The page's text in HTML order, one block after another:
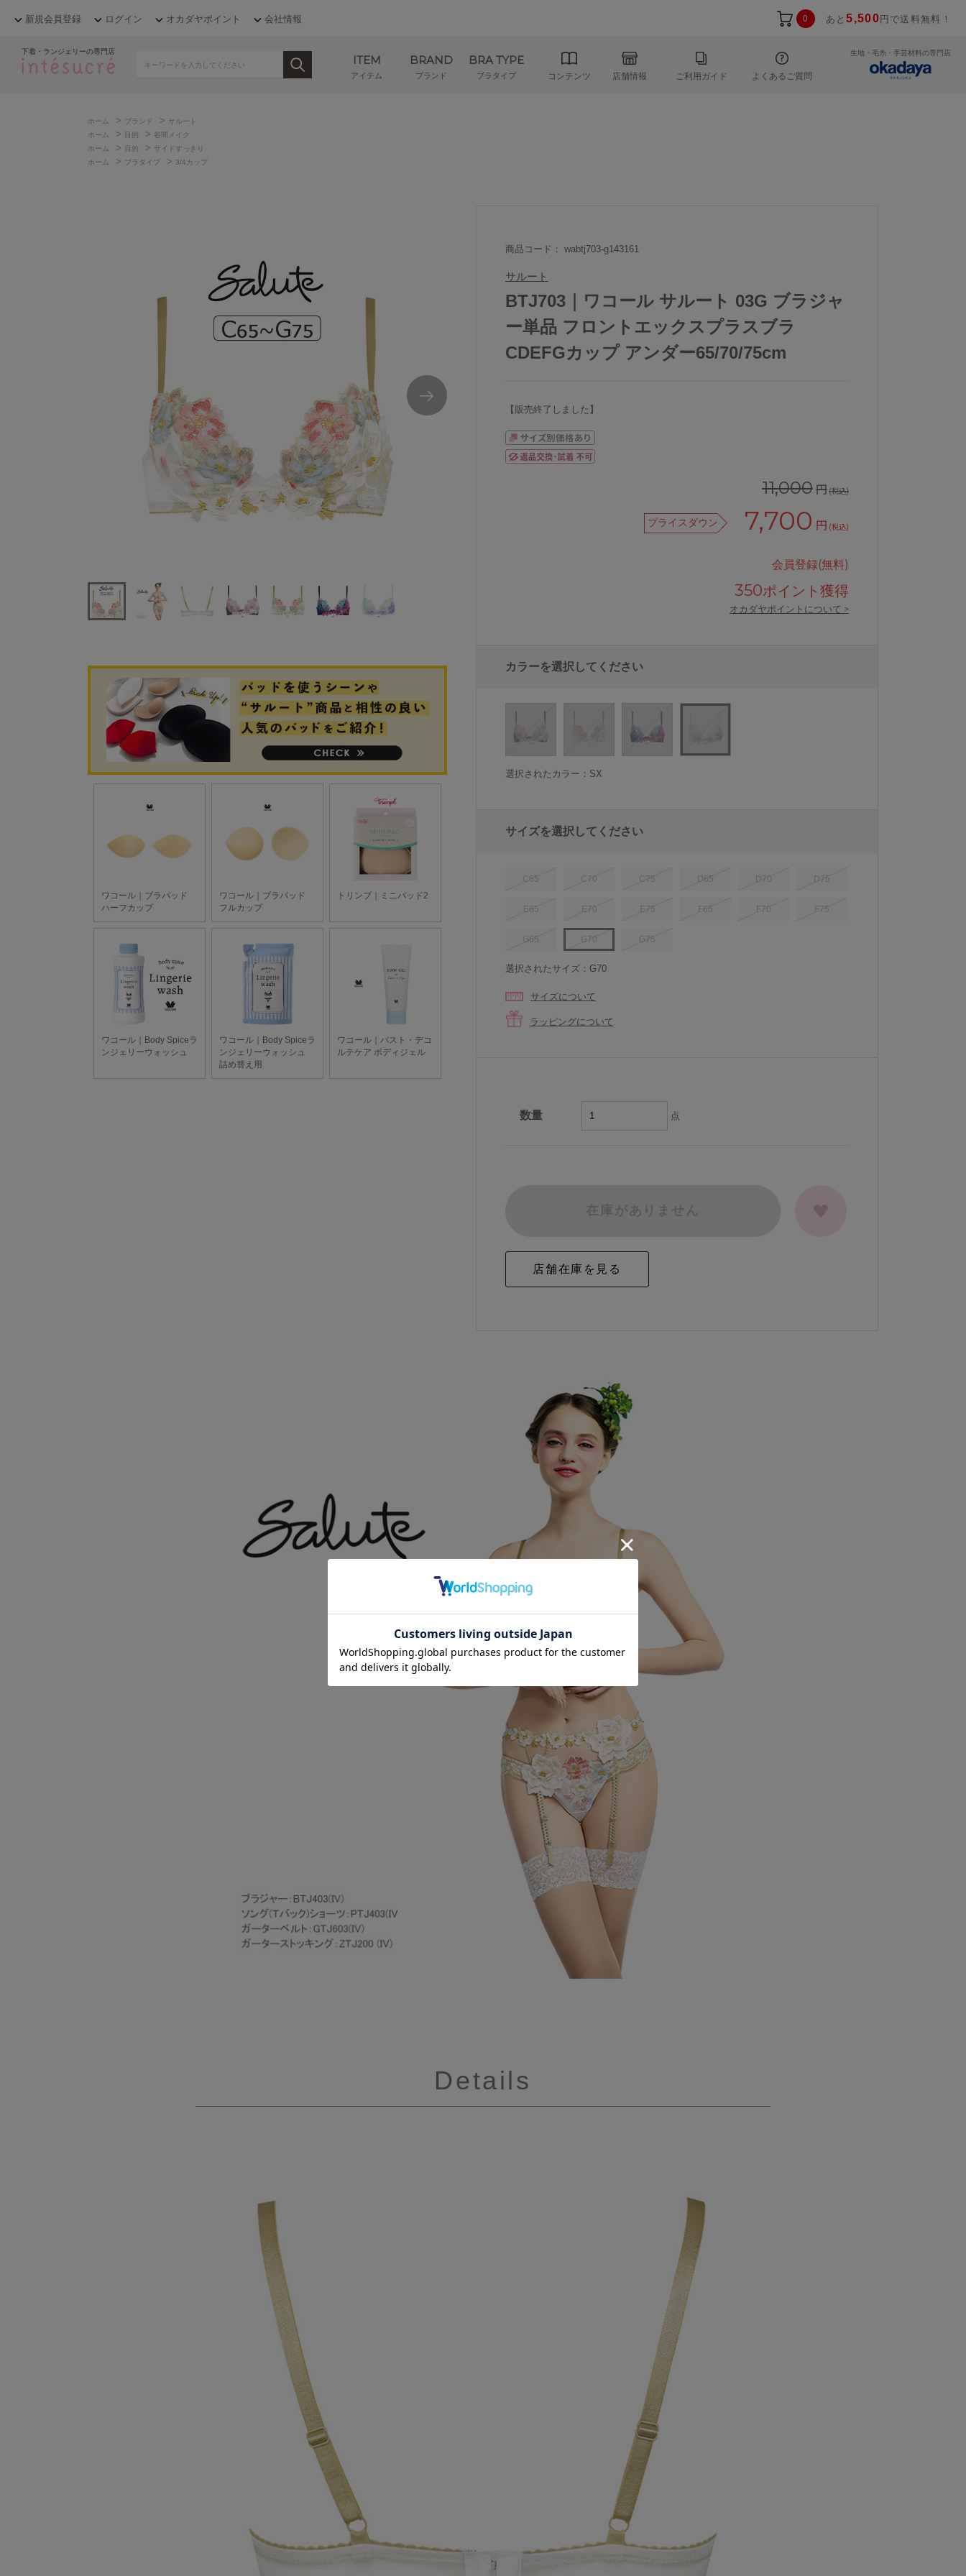
新規会員登録 ログイン オカダヤポイント 会社情報 0 あと5,500 円で送料無料！
下着・ランジェリーの専門店
ITEM
アイテム
BRAND
ブランド
BRA TYPE
ブラタイプ コンテンツ 店舗情報 ご利用ガイド よくあるご質問
生地・毛糸・手芸材料の専門店
ホーム > ブランド > サルート
ホーム
> 目的 > 谷間メイク
ホーム
> 目的 > サイドすっきり
ホーム
> ブラタイプ > 3/4カップ
商品コード： wabtj703-g143161
サルート
BTJ703｜ワコール サルート 03G ブラジャ
ー単品 フロントエックスプラスブラ
CDEFGカップ アンダー65/70/75cm
【販売終了しました】
11,000円(税込)
プライスダウン 7,700 円 (税込)
会員登録(無料)
350ポイント獲得
オカダヤポイントについて >
カラーを選択してください
選択されたカラー：SX
サイズを選択してください
C65 C70 C75 D65 D70 D75
E65 E70 E75 F65 F70 F75
G65 G70 G75
選択されたサイズ：G70
サイズについて
ラッピングについて
数量 点
在庫がありません
Details